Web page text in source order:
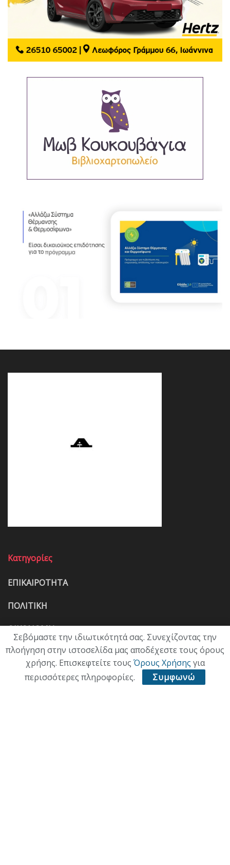
Κατηγορίες
ΕΠΙΚΑΙΡΟΤΗΤΑ
ΠΟΛΙΤΙΚΗ
ΟΙΚΟΝΟΜΙΑ
ΠΟΛΙΤΙΣΜΟΣ
ΥΓΕΙΑ
Σεβόμαστε την ιδιωτικότητά σας. Συνεχίζοντας την
πλοήγηση στην ιστοσελίδα μας αποδέχεστε τους όρους
χρήσης. Επισκεφτείτε τους Όρους Χρήσης για
περισσότερες πληροφορίες.
Συμφωνώ